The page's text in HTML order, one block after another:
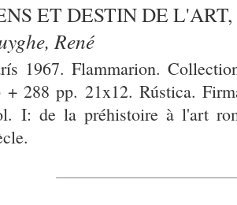
ET DESTIN DE
René
1967. Flammarion.
+ 288 pp. 21x12. Rústica.
I: de la préhistoire à l'art